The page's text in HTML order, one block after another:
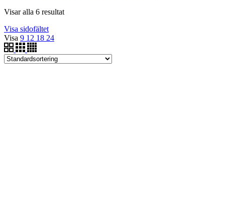
Visar alla 6 resultat
Visa sidofältet
Visa 9 12 18 24